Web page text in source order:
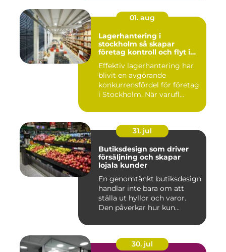
01. aug
Lagerhantering i
stockholm så skapar
företag kontroll och flyt i
Effektiv lagerhantering har
blivit en avgörande
konkurrensfördel för företag
i Stockholm. När varufl...
31. jul
Butiksdesign som driver
försäljning och skapar
lojala kunder
En genomtänkt butiksdesign
handlar inte bara om att
ställa ut hyllor och varor.
Den påverkar hur kun...
30. jul